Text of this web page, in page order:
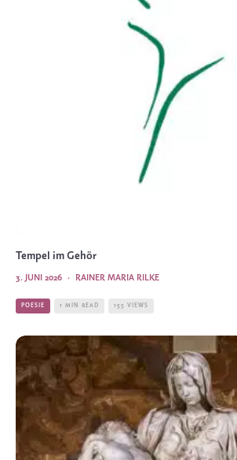
Tempel im Gehör
RAINER MARIA RILKE
·
3. JUNI 2026
POESIE 1 MIN READ 155 VIEWS